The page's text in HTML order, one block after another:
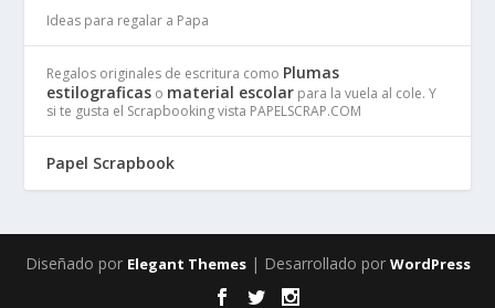
Ideas para regalar a Papa
Regalos originales de escritura como Plumas
estilograficas o material escolar para la vuela al cole. Y
si te gusta el Scrapbooking vista PAPELSCRAP.COM
Papel Scrapbook
Diseñado por Elegant Themes| Desarrollado por WordPress